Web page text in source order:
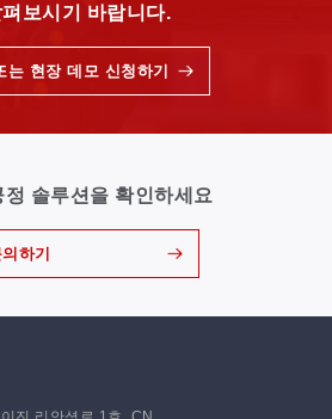
보시기 바랍니다.
는 현장 데모 신청하기
솔루션을 확인하세요
하기